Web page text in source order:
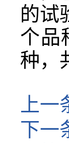
的试
个品
种，
上一
下一